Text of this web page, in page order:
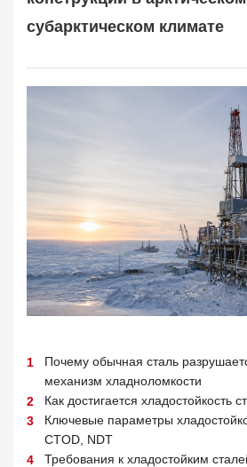
субарктическом климате
Почему обычная сталь
механизм хладноломкости
Как достигается хладостойкость
Ключевые параметры
CTOD, NDT
Требования к хладостойким